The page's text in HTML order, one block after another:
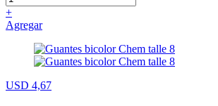
+
Agregar
USD 4,67